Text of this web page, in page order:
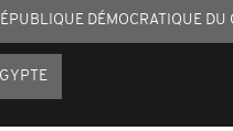
DÉMOCRATIQUE DU